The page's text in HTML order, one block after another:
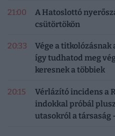
21:00
A Hatoslottó
csütörtökön
20:33
Vége a
így tudhatod meg
keresnek a többiek
20:15
Vérlázító incidens a
indokkal próbál
utasokról a társaság